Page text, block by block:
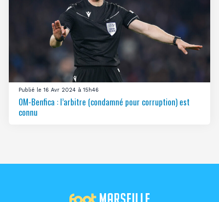
Publié le 16 Avr 2024 à 15h46
OM-Benfica : l’arbitre (condamné pour corruption) est
connu